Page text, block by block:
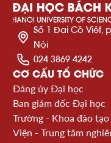
Số 1 Đại Cồ Việt,
Nội
024 3869 4242
CƠ CẤU TỔ CHỨC
Đảng ủy Đại học
Ban giám đốc Đại học
Trường - Khoa đào tạo
Viện - Trung tâm